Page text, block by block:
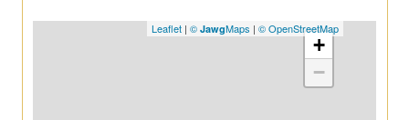
+
−
Leaflet | © JawgMaps | © OpenStreetMap